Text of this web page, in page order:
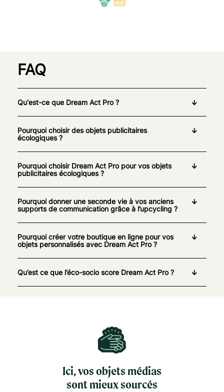
FAQ
Qu'est-ce que Dream Act Pro ?
Pourquoi choisir des objets publicitaires
écologiques ?
Pourquoi choisir Dream Act Pro pour vos objets
publicitaires écologiques ?
Pourquoi donner une seconde vie à vos anciens
supports de communication grâce à l’upcycling ?
Pourquoi créer votre boutique en ligne pour vos
objets personnalisés avec Dream Act Pro ?
Qu’est ce que l’éco-socio score Dream Act Pro ?
Ici, vos objets médias
sont mieux sourcés